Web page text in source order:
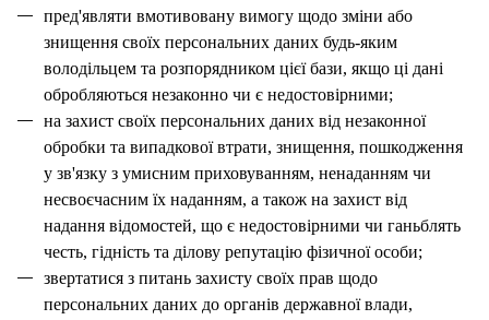
пред'являти вмотивовану вимогу щодо зміни або
знищення своїх персональних даних будь-яким
володільцем та розпорядником цієї бази, якщо ці дані
обробляються незаконно чи є недостовірними;
на захист своїх персональних даних від незаконної
обробки та випадкової втрати, знищення, пошкодження
у зв'язку з умисним приховуванням, ненаданням чи
несвоєчасним їх наданням, а також на захист від
надання відомостей, що є недостовірними чи ганьблять
честь, гідність та ділову репутацію фізичної особи;
звертатися з питань захисту своїх прав щодо
персональних даних до органів державної влади,